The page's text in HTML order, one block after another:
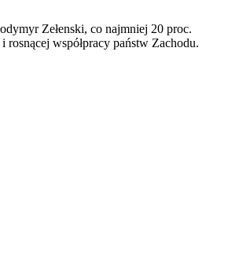
Zełenski, co najmniej 20 proc.
współpracy państw Zachodu.